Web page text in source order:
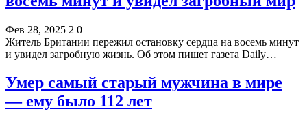
Фев 28, 2025 2 0
Житель Британии пережил остановку сердца на восемь минут
и увидел загробную жизнь. Об этом пишет газета Daily…
Умер самый старый мужчина в мире
— ему было 112 лет